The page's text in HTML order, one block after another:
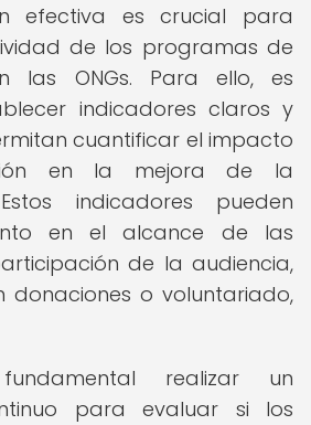
efectiva es crucial para
de los programas de
las ONGs. Para ello, es
indicadores claros y
cuantificar el impacto
en la mejora de la
indicadores pueden
en el alcance de las
de la audiencia,
donaciones o voluntariado,
realizar un
para evaluar si los